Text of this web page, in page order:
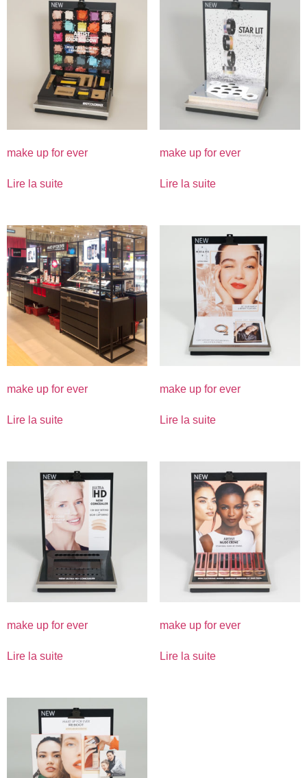
make up for ever
Lire la suite
make up for ever
Lire la suite
make up for ever
Lire la suite
make up for ever
Lire la suite
make up for ever
Lire la suite
make up for ever
Lire la suite